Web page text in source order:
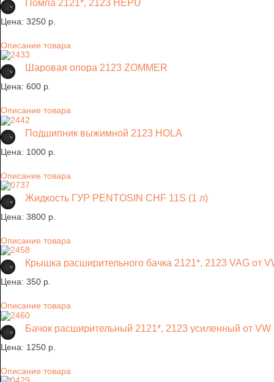
Помпа 2121*, 2123 HEPU
Цена: 3250 p.
Описание товара
Шаровая опора 2123 ZOMMER
Цена: 600 p.
Описание товара
Подшипник выжимной 2123 HOLA
Цена: 1000 p.
Описание товара
Жидкость ГУР PENTOSIN CHF 11S (1 л)
Цена: 3800 p.
Описание товара
Крышка расширительного бачка 2121*, 2123 VAG от
Цена: 350 p.
Описание товара
Бачок расширительный 2121*, 2123 усиленный от VW
Цена: 1250 p.
Описание товара